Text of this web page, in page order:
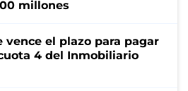
millones
vence el plazo para pagar
4 del Inmobiliario